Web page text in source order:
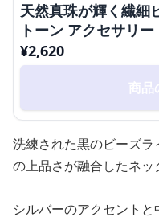
天然真珠が輝く繊
トーン アクセサリー
¥2,620
商品
洗練された黒のビーズ
の上品さが融合したネッ
シルバーのアクセント